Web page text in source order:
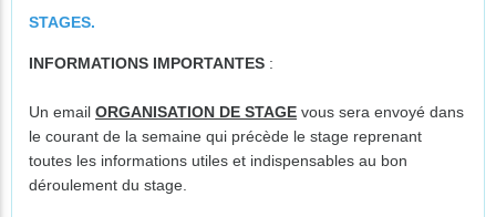
STAGES.
INFORMATIONS IMPORTANTES :
Un email ORGANISATION DE STAGE vous sera envoyé dans
le courant de la semaine qui précède le stage reprenant
toutes les informations utiles et indispensables au bon
déroulement du stage.